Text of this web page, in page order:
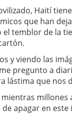
Haití
que han
temblor de la
y viendo las
pregunto a
lástima que nos
millones
apagar en